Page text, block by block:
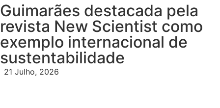
Guimarães destacada pela
revista New Scientist como
exemplo internacional de
sustentabilidade
21 Julho, 2026